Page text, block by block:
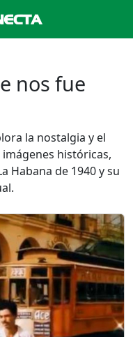
nos fue
la nostalgia y el
históricas,
Habana de 1940 y su